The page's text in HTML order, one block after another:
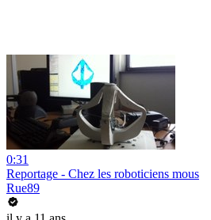
0:31
Reportage - Chez les roboticiens mous
Rue89